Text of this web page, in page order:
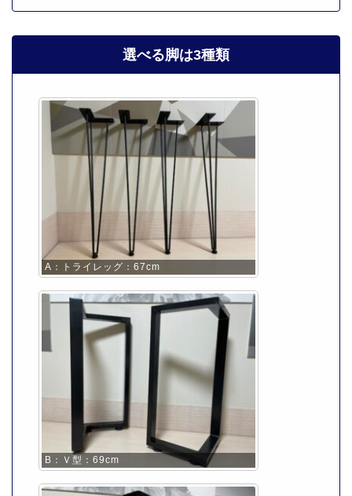
選べる脚は3種類
A：トライレッグ：67cm
B：Ｖ型：69cm